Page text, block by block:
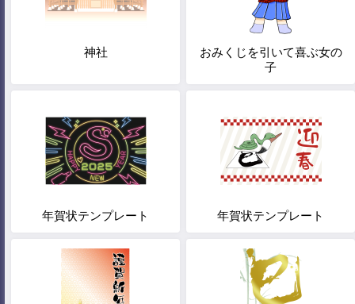
神社
おみくじを引いて喜ぶ女の
子
年賀状テンプレート 年賀状テンプレート